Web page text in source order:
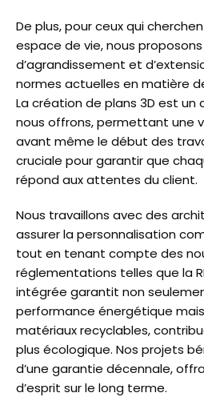
De plus, pour ceux qui
espace de vie, nous
d’agrandissement et
normes actuelles en matière
La création de plans 3D est un
nous offrons, permettant une
avant même le début des
cruciale pour garantir que
répond aux attentes du client.
Nous travaillons avec des
assurer la personnalisation
tout en tenant compte des
réglementations telles que la
intégrée garantit non
performance énergétique
matériaux recyclables,
plus écologique. Nos projets
d’une garantie décennale,
d’esprit sur le long terme.